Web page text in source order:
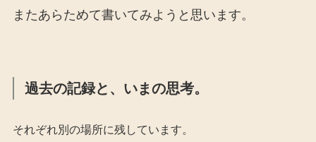
またあらためて書いてみようと思います。
過去の記録と、いまの思考。
それぞれ別の場所に残しています。